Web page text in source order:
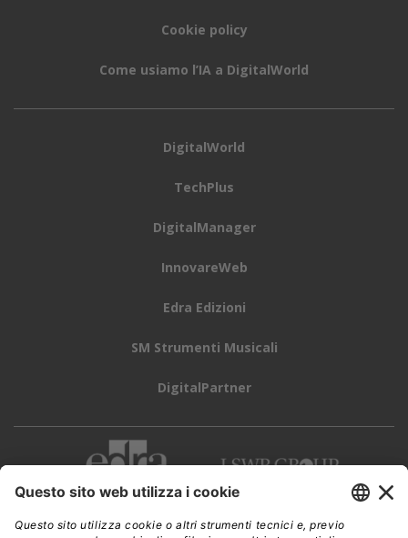
Cookie policy
Come usiamo l’IA a DigitalWorld
DigitalWorld
TechPlus
DigitalManager
InnovareWeb
Edra Edizioni
SM Strumenti Musicali
DigitalPartner
CWI è una testata giornalistica diEdra Edizioni s.r.l.